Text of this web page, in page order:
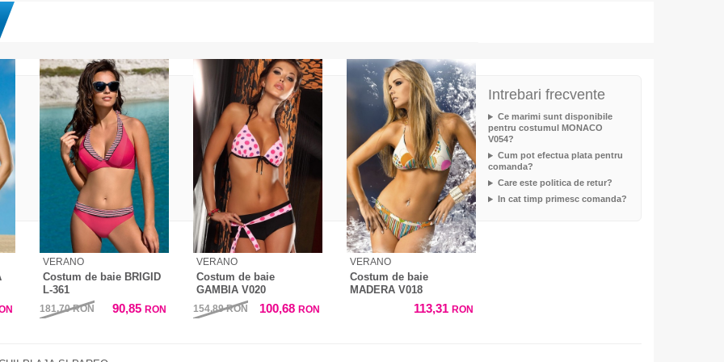
VERANO
Costum de baie BRIGID
L-361
181,70RON 90,85 RON
VERANO
Costum de baie
GAMBIA V020
154,89RON 100,68 RON
VERANO
Costum de baie
MADERA V018
113,31 RON
Intrebari frecvente
Ce marimi sunt disponibile
pentru costumul MONACO
V054?
Cum pot efectua plata pentru
comanda?
Care este politica de retur?
In cat timp primesc comanda?